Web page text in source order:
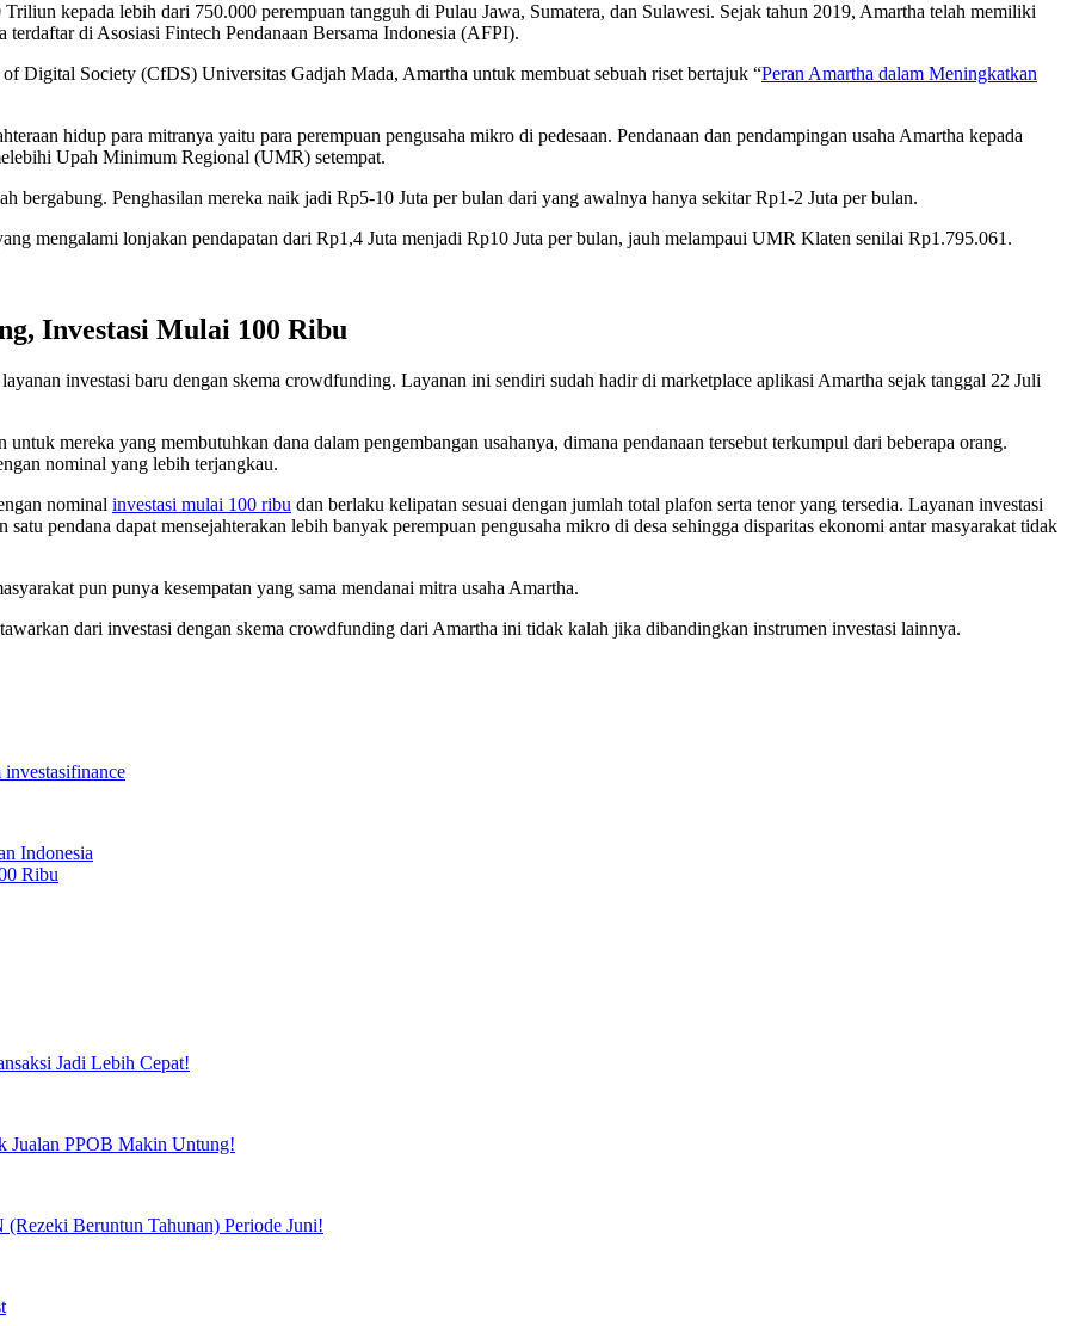
kepada lebih dari 750.000 perempuan tangguh di Pulau Jawa, Sumatera, dan Sulawesi. Sejak tahun 2019, Amartha telah memiliki
di Asosiasi Fintech Pendanaan Bersama Indonesia (AFPI).
Digital Society (CfDS) Universitas Gadjah Mada, Amartha untuk membuat sebuah riset bertajuk “Peran Amartha dalam Meningkatkan
hidup para mitranya yaitu para perempuan pengusaha mikro di pedesaan. Pendanaan dan pendampingan usaha Amartha kepada
Upah Minimum Regional (UMR) setempat.
bergabung. Penghasilan mereka naik jadi Rp5-10 Juta per bulan dari yang awalnya hanya sekitar Rp1-2 Juta per bulan.
mengalami lonjakan pendapatan dari Rp1,4 Juta menjadi Rp10 Juta per bulan, jauh melampaui UMR Klaten senilai Rp1.795.061.
Investasi Mulai 100 Ribu
investasi baru dengan skema crowdfunding. Layanan ini sendiri sudah hadir di marketplace aplikasi Amartha sejak tanggal 22 Juli
mereka yang membutuhkan dana dalam pengembangan usahanya, dimana pendanaan tersebut terkumpul dari beberapa orang.
nominal yang lebih terjangkau.
nominal investasi mulai 100 ribu dan berlaku kelipatan sesuai dengan jumlah total plafon serta tenor yang tersedia. Layanan investasi
pendana dapat mensejahterakan lebih banyak perempuan pengusaha mikro di desa sehingga disparitas ekonomi antar masyarakat tidak
pun punya kesempatan yang sama mendanai mitra usaha Amartha.
dari investasi dengan skema crowdfunding dari Amartha ini tidak kalah jika dibandingkan instrumen investasi lainnya.
finance
Indonesia
Ribu
Jadi Lebih Cepat!
Jualan PPOB Makin Untung!
Beruntun Tahunan) Periode Juni!